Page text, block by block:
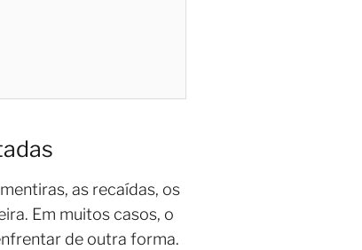
as recaídas, os
Em muitos casos, o
de outra forma.